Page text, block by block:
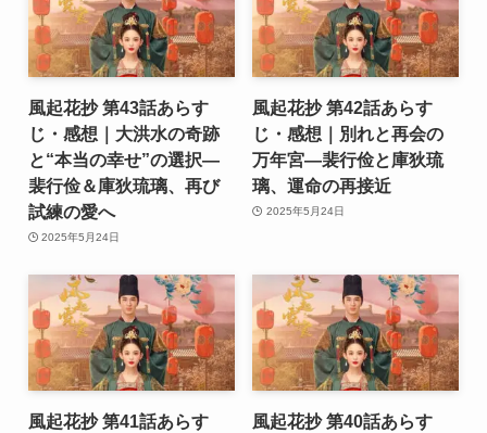
風起花抄 第43話あらす
じ・感想｜大洪水の奇跡
と“本当の幸せ”の選択―
裴行俭＆庫狄琉璃、再び
試練の愛へ
2025年5月24日
風起花抄 第42話あらす
じ・感想｜別れと再会の
万年宮―裴行俭と庫狄琉
璃、運命の再接近
2025年5月24日
風起花抄 第41話あらす
風起花抄 第40話あらす